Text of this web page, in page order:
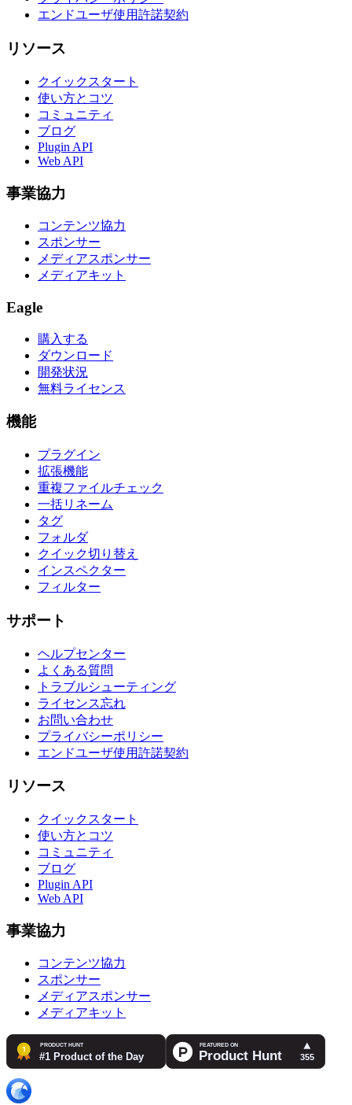
エンドユーザ使用許諾契約
リソース
クイックスタート
使い方とコツ
コミュニティ
ブログ
Plugin API
Web API
事業協力
コンテンツ協力
スポンサー
メディアスポンサー
メディアキット
Eagle
購入する
ダウンロード
開発状況
無料ライセンス
機能
プラグイン
拡張機能
重複ファイルチェック
一括リネーム
タグ
フォルダ
クイック切り替え
インスペクター
フィルター
サポート
ヘルプセンター
よくある質問
トラブルシューティング
ライセンス忘れ
お問い合わせ
プライバシーポリシー
エンドユーザ使用許諾契約
リソース
クイックスタート
使い方とコツ
コミュニティ
ブログ
Plugin API
Web API
事業協力
コンテンツ協力
スポンサー
メディアスポンサー
メディアキット